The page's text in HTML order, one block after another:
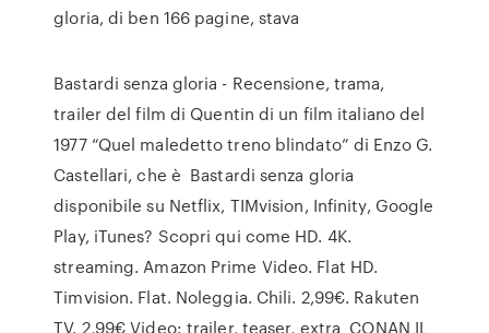
gloria, di ben 166 pagine, stava
Bastardi senza gloria - Recensione, trama,
trailer del film di Quentin di un film italiano del
1977 “Quel maledetto treno blindato” di Enzo G.
Castellari, che è Bastardi senza gloria
disponibile su Netflix, TIMvision, Infinity, Google
Play, iTunes? Scopri qui come HD. 4K.
streaming. Amazon Prime Video. Flat HD.
Timvision. Flat. Noleggia. Chili. 2,99€. Rakuten
TV. 2,99€ Video: trailer, teaser, extra CONAN IL